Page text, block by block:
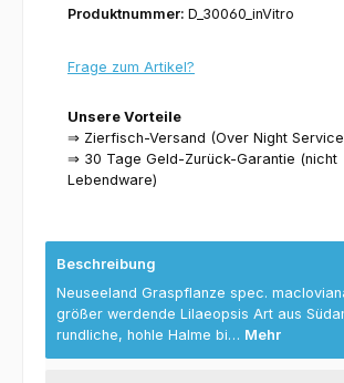
Produktnummer: D_30060_inVitro
Frage zum Artikel?
Unsere Vorteile
⇒ Zierfisch-Versand (Over Night
⇒ 30 Tage Geld-Zurück-Garantie (nicht
Lebendware)
Beschreibung
Neuseeland Graspflanze spec.
größer werdende Lilaeopsis Art aus
rundliche, hohle Halme bi… Mehr